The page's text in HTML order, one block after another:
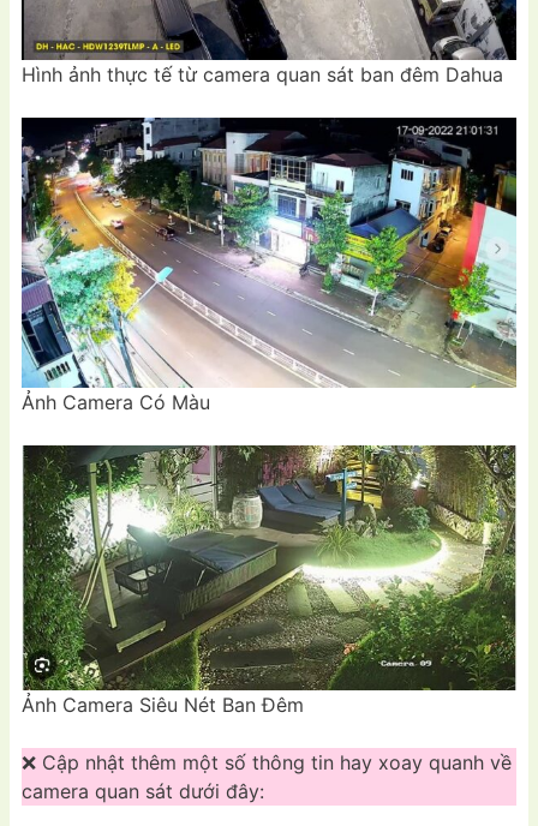
Hình ảnh thực tế từ camera quan sát ban đêm Dahua
Ảnh Camera Có Màu
Ảnh Camera Siêu Nét Ban Đêm
❌ Cập nhật thêm một số thông tin hay xoay quanh về
camera quan sát dưới đây: